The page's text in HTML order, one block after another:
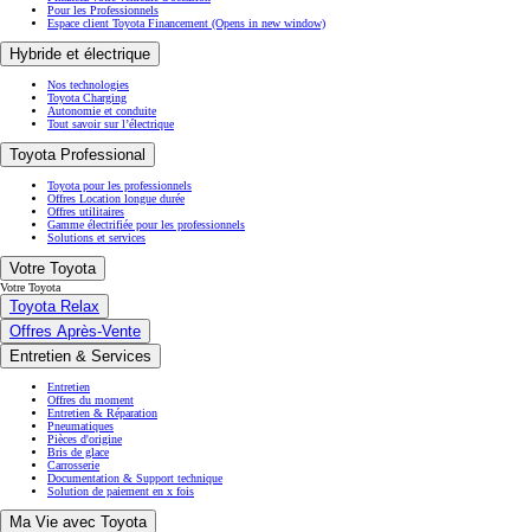
Pour les Professionnels
Espace client Toyota Financement (Opens in new window)
Hybride et électrique
Nos technologies
Toyota Charging
Autonomie et conduite
Tout savoir sur l’électrique
Toyota Professional
Toyota pour les professionnels
Offres Location longue durée
Offres utilitaires
Gamme électrifiée pour les professionnels
Solutions et services
Votre Toyota
Votre Toyota
Toyota Relax
Offres Après-Vente
Entretien & Services
Entretien
Offres du moment
Entretien & Réparation
Pneumatiques
Pièces d'origine
Bris de glace
Carrosserie
Documentation & Support technique
Solution de paiement en x fois
Ma Vie avec Toyota